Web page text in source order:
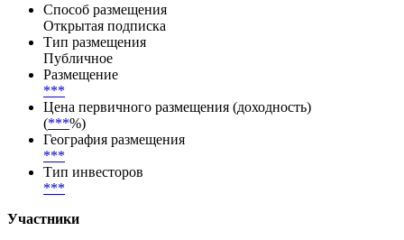
Способ размещения
Открытая подписка
Тип размещения
Публичное
Размещение
***
Цена первичного размещения (доходность)
(***%)
География размещения
***
Тип инвесторов
***
Участники